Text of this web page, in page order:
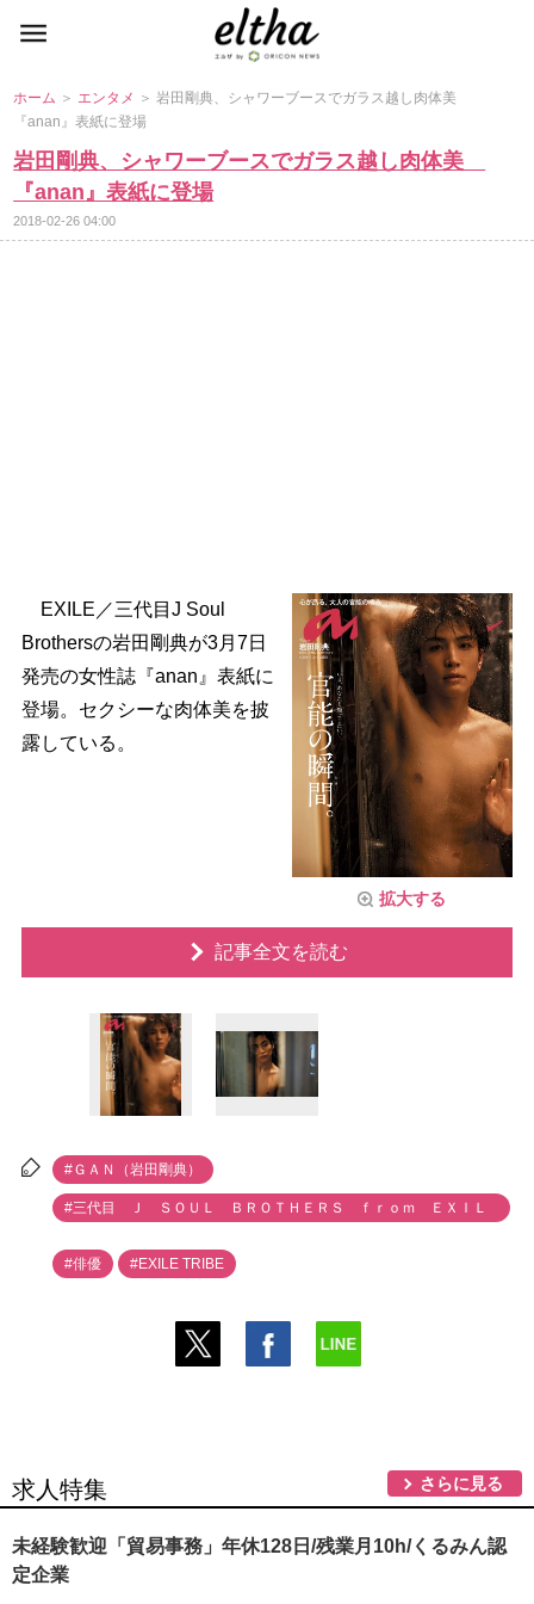
ホーム ＞ エンタメ ＞ 岩田剛典、シャワーブースでガラス越し肉体美
『anan』表紙に登場
田剛典、シャワーブースでガラス越し肉体美
『anan』表紙に登場
2018-02-26 04:00
拡大する
EXILE／三代目J Soul
Brothersの岩田剛典が3月7日
発売の女性誌『anan』表紙に
登場。セクシーな肉体美を披
露している。
記事全文を読む
#ＧＡＮ（岩田剛典）
#三代目 Ｊ ＳＯＵＬ ＢＲＯＴＨＥＲＳ ｆｒｏｍ ＥＸＩＬ
#俳優
#EXILE TRIBE
求人特集 さらに見る
未経験歓迎「貿易事務」年休128日/残業月10h/くるみん認
定企業